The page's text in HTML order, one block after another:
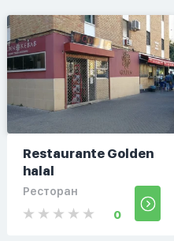
Restaurante Golden
halal
Ресторан
0